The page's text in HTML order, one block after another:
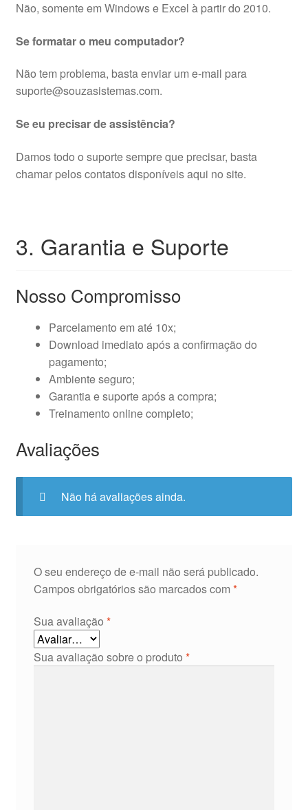
Não, somente em Windows e Excel à partir do 2010.
Se formatar o meu computador?
Não tem problema, basta enviar um e-mail para
suporte@souzasistemas.com.
Se eu precisar de assistência?
Damos todo o suporte sempre que precisar, basta
chamar pelos contatos disponíveis aqui no site.
3. Garantia e Suporte
Nosso Compromisso
Parcelamento em até 10x;
Download imediato após a confirmação do
pagamento;
Ambiente seguro;
Garantia e suporte após a compra;
Treinamento online completo;
Avaliações
Não há avaliações ainda.
O seu endereço de e-mail não será publicado.
Campos obrigatórios são marcados com *
Sua avaliação *
Sua avaliação sobre o produto *